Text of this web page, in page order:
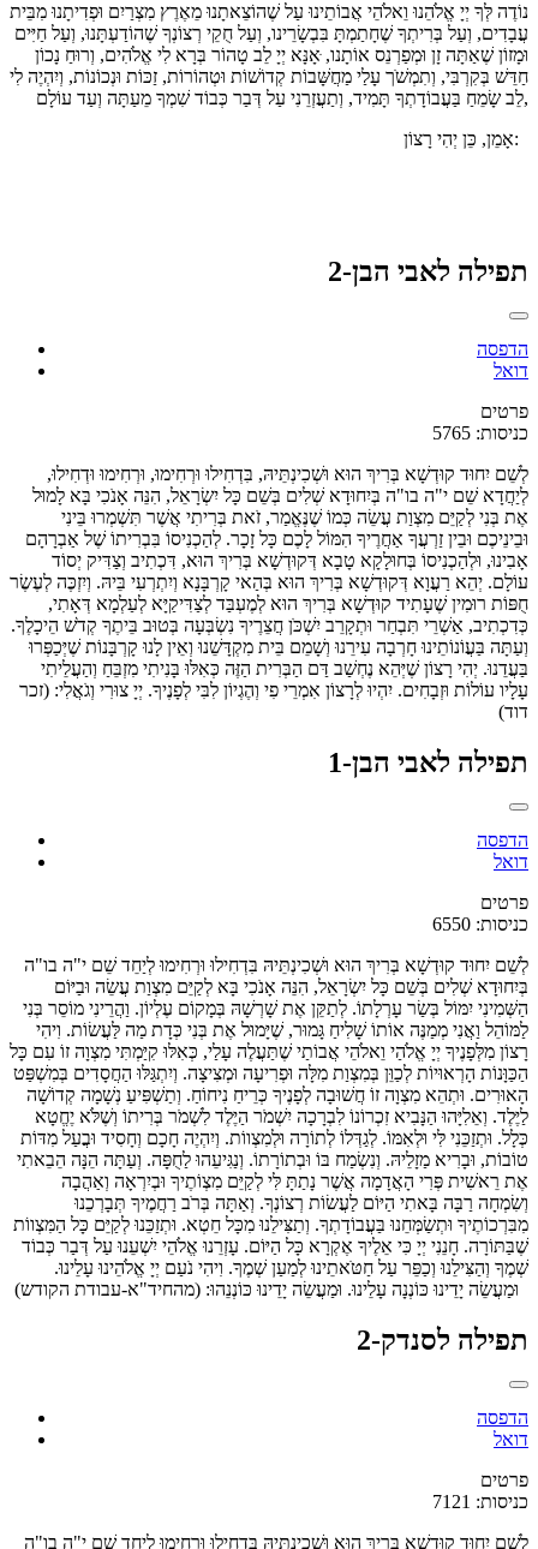
נוֹדֶה לְּךָ יְיָ אֱלֹהֵנוּ וֵאלֹהֵי אֲבוֹתֵינוּ עַל שֶׁהוֹצֵאתָנוּ מֵאֶרֶץ מִצְרַיִם וּפְדִיתָנוּ מִבֵּית
עֲבָדִים, וְעַל בְּרִיתְךָ שֶׁחָתַמְתָּ בִּבְשָׂרֵינו, וְעַל חֻקֵי רְצוֹנְךָ שֶׁהוֹדַעְתָּנוּ, וְעַל חַיִּים
וּמָזוֹן שֶׁאַתָּה זָן וּמְפַרְנֵס אוֹתָנו, ּאָנָּא יְיָ לֵב טָהוֹר בְּרָא לִי אֱלֹהִים, וְרוּחַ נָכוֹן
חַדֵּשׁ בְּקִרְבִּי, וְתִמְשֹׁך עָלַי מַחֲשָּׁבוֹת קְדוֹשׁוֹת וּטְהוֹרוֹת, זַכּוֹת וּנְכוֹנוֹת, וְיִהְיֶה לִי
לֵב שָׂמֵחַ בַּעֲבוֹדָתְךָ תָּמִיד, וְתַעֲזְרֵנִי עַל דְּבַר כְּבוֹד שִׁמְךָ מֵעַתָּה וְעַד עוֹלָם,
אָמֵן, כֵּן יְהִי רָצוֹן:
תפילה לאבי הבן-2
הדפסה
דואל
פרטים
כניסות: 5765
לְשֵׁם יִחוּד קוּדְשָׁא בְּרִיךְ הוּא וּשְׁכִינְתֵּיהּ, בִּדְחִילוּ וּרְחִימוּ, וּרְחִימוּ וּדְחִילוּ,
לְיַחֲדָא שֵׁם י"ה בו"ה בְּיִחוּדָא שְׁלִים בְּשֵׁם כָּל יִשְׂרָאֵל, הִנֵּה אָנֹכִי בָּא לָמוּל
אֶת בְּנִי לְקַיֵּם מִצְוַת עֲשֵׂה כְּמוֹ שֶׁנֶּאֱמַר, זֹאת בְּרִיתִי אֲשֶׁר תִּשְׁמְרוּ בֵּינִי
וּבֵינֵיכֶם וּבֵין זַרְעֲךָ אַחֲרֶיךָ הִמּוֹל לָכֶם כָּל זָכָר. לְהַכְנִיסוֹ בִּבְרִיתוֹ שֶׁל אַבְרָהָם
אָבִינוּ, וּלְהַכְנִיסוֹ בְּחוּלָקָא טָבָא דְּקוּדְשָׁא בְּרִיךְ הוּא, דִּכְתִיב וְצַדִּיק יְסוֹד
עוֹלָם. יְהֵא רַעֲוָא דְּקוּדְשָׁא בְּרִיךְ הוּא בְּהַאי קָרְבָּנָא וְיִתְרְעִי בֵּיהּ. וְיִזְכֶּה לְעֶשֶׂר
חֻפּוֹת רוּמִין שֶׁעָתִיד קוּדְשָׁא בְּרִיךְ הוּא לְמֶעְבַּד לְצַדִּיקַיָּא לְעַלְמָא דְּאָתִי,
כְּדִכְתִיב, אַשְׁרֵי תִּבְחַר וּתְקָרֵב יִשְׁכֹּן חֲצֵרֶיךָ נִשְׂבְּעָה בְּטוּב בֵּיתֶךָ קְדֹשׁ הֵיכָלֶךָ.
וְעַתָּה בַּעֲוֹנוֹתֵינוּ חָרְבָה עִירֵנוּ וְשָׁמֵם בֵּית מִקְדָּשֵׁנוּ וְאֵין לָנוּ קָרְבָּנוֹת שֶׁיְּכַפְּרוּ
בַּעֲדֵנוּ. יְהִי רָצוֹן שֶׁיְּהֵא נֶחְשַׁב דַּם הַבְּרִית הַזֶּה כְּאִלּוּ בָּנִיתִי מִזְבֵּחַ וְהַעֲלֵיתִי
עָלָיו עוֹלוֹת וּזְבָחִים. יִהְיוּ לְרָצוֹן אִמְרֵי פִי וְהֶגְיוֹן לִבִּי לְפָנֶיךָ. יְיָ צוּרִי וְגֹאֲלִי: (זכר
דוד)
תפילה לאבי הבן-1
הדפסה
דואל
פרטים
כניסות: 6550
לְשֵׁם יִחוּד קוּדְשָׁא בְּרִיךְ הוּא וּשְׁכִינְתֵּיהּ בִּדְחִילוּ וּרְחִימוּ לְיַחֵד שֵׁם י"ה בו"ה
בְּיִחוּדָא שְׁלִים בְּשֵׁם כָּל יִשְׂרָאֵל, הִנֵּה אָנֹכִי בָּא לְקַיֵּם מִצְוַת עֲשֵׂה וּבַיּוֹם
הַשְּׁמִינִי יִמּוֹל בְּשַׂר עָרְלָתוֹ. לְתַקֵּן אֶת שָׁרְשָׁהּ בְּמָקוֹם עֶלְיוֹן. וַהֲרֵינִי מוֹסֵר בְּנִי
לַמּוֹהֵל וַאֲנִי מְמַנֶּה אוֹתוֹ שָׁלִיחַ גָּמוּר, שֶׁיָּמוּל אֶת בְּנִי כְּדָת מַה לַּעֲשׂוֹת. וִיהִי
רָצוֹן מִלְּפָנֶיךָ יְיָ אֱלֹהַי וֵאלֹהֵי אֲבוֹתַי שֶׁתַּעֲלֶה עָלַי, כְּאִלּוּ קִיַּמְתִּי מִצְוָה זוֹ עִם כָּל
הַכַּוָּנוֹת הָרְאוּיוֹת לְכַוֵּן בְּמִצְוַת מִלָּה וּפְרִיעָה וּמְצִיצָה. וְיִתְגַּלּוּ הַחֲסָדִים בְּמִשְׁפַּט
הָאוּרִים. וּתְהֵא מִצְוָה זוֹ חֲשׁוּבָה לְפָנֶיךָ כְּרֵיחַ נִיחוֹחַ. וְתַשְׁפִּיעַ נְשָׁמָה קְדוֹשָׁה
לַיֶּלֶד. וְאֵלִיָּהוּ הַנָּבִיא זִכְרוֹנוֹ לִבְרָכָה יִשְׁמֹר הַיֶּלֶד לִשְׁמֹר בְּרִיתוֹ וְשֶׁלֹּא יֶחֱטָא
כְּלָל. וּתְזַכֵּנִי לִּי וּלְאִמּוֹ. לְגַדְּלוֹ לְתוֹרָה וּלְמִצְווֹת. וְיִהְיֶה חָכָם וְחָסִיד וּבֲעַל מִדּוֹת
טוֹבוֹת, וּבָרִיא מַזָלֵיהּ. וְנִשְׂמַח בּוֹ וּבְתוֹרָתוֹ. וְנַגִּיעֵהוּ לַחֻפָּה. וְעַתָּה הֵנָּה הֵבֵאתִי
אֶת רֵאשִׁית פְּרִי הָאֲדָמָה אֲשֶׁר נָתַתָּ לִּי לְקַיֵּם מִצְוֹתֶיךָ וּבְיִרְאָה וְאַהֲבָה
וְשִׂמְחָה רַבָּה בָּאתִי הַיּוֹם לַעֲשׂוֹת רְצוֹנְךָ. וְאַתָּה בְּרֹב רַחֲמֶיךָ תְּבָרְכֵנוּ
מִבִּרְכוֹתֶיךָ וּתְשַׂמְּחֵנוּ בַּעֲבוֹדָתְךָ. וְתַצִּילֵנוּ מִכָּל חֵטְא. וּתְזַכֵּנוּ לְקַיֵּם כָּל הַמִּצְווֹת
שֶׁבַּתּוֹרָה. חָנֵנִי יְיָ כִּי אֵלֶיךָ אֶקְרָא כָּל הַיּוֹם. עָזְרֵנוּ אֱלֹהֵי יִשְׁעֵנוּ עַל דְּבַר כְּבוֹד
שְׁמֶךָ וְהַצִּילֵנוּ וְכַפֵּר עַל חַטֹּאתֵינוּ לְמַעַן שְׁמֶךָ. וִיהִי נֹעַם יְיָ אֱלֹהֵינוּ עָלֵינוּ.
תפילה לסנדק-2
הדפסה
דואל
פרטים
כניסות: 7121
לְשֵׁם יִחוּד קוּדְשָׁא בְּרִיךְ הוּא וּשְׁכִינְתֵּיהּ בִּדְחִילוּ וּרְחִימוּ לְיַחֵד שֵׁם י"ה בו"ה